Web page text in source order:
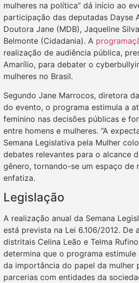
mulheres na política” dá início ao
participação das deputadas Dayse
Doutora Jane (MDB), Jaqueline
Belmonte (Cidadania). A
realização de audiência pública,
Amarílio, para debater o
mulheres no Brasil.
Segundo Jane Marrocos, diretora
do evento, o programa estimula a
feminino nas decisões públicas e
entre homens e mulheres. “A
Semana Legislativa pela Mulher
debates relevantes para o alcance
gênero, tornando-se um espaço de
enfatiza.
Legislação
A realização anual da Semana
está prevista na Lei 6.106/2012. De
distritais Celina Leão e Telma
determina que o programa
da importância do papel da mulher
parcerias com entidades da